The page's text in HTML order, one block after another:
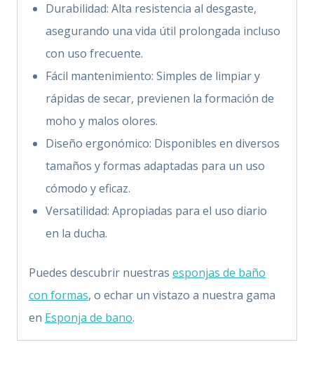
Durabilidad: Alta resistencia al desgaste,
asegurando una vida útil prolongada incluso
con uso frecuente.
Fácil mantenimiento: Simples de limpiar y
rápidas de secar, previenen la formación de
moho y malos olores.
Diseño ergonómico: Disponibles en diversos
tamaños y formas adaptadas para un uso
cómodo y eficaz.
Versatilidad: Apropiadas para el uso diario
en la ducha.
Puedes descubrir nuestras esponjas de baño
con formas, o echar un vistazo a nuestra gama
en Esponja de bano.